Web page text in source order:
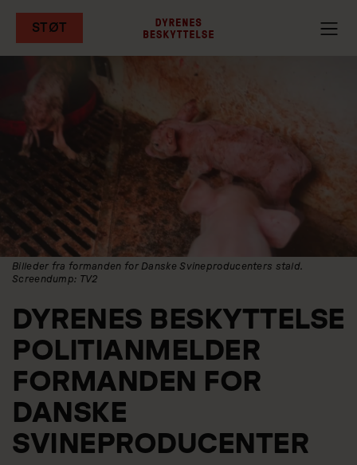
STØT
Billeder fra formanden for Danske Svineproducenters stald.
Screendump: TV2
DYRENES BESKYTTELSE
POLITIANMELDER
FORMANDEN FOR
DANSKE
SVINEPRODUCENTER